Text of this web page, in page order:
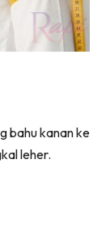
bahu kanan ke
leher.